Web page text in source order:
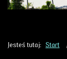
Jesteś tutaj: Start